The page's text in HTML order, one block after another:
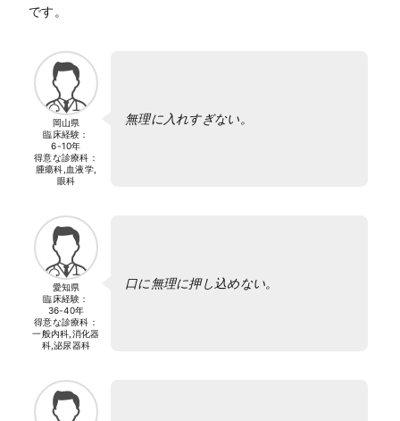
です。
岡山県
臨床経験：
6-10年
得意な診療科：
腫瘍科,血液学,
眼科
無理に入れすぎない。
愛知県
臨床経験：
36-40年
得意な診療科：
一般内科,消化器
科,泌尿器科
口に無理に押し込めない。